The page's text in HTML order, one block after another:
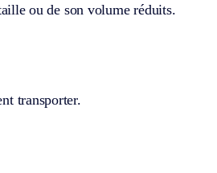
ou de son volume réduits.
transporter.